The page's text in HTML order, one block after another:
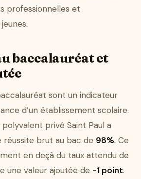
professionnelles et
baccalauréat et
sont un indicateur
d’un établissement scolaire.
polyvalent privé Saint Paul a
réussite brut au bac de 98%. Ce
en deçà du taux attendu de
une valeur ajoutée de -1 point.